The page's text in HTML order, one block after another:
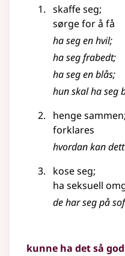
skaffe seg;
sørge for å få
ha seg en hvil;
ha seg frabedt;
ha seg en blås;
hun skal ha seg
henge sammen;
forklares
hvordan kan
kose seg;
ha seksuell
de har seg på
kunne ha det så